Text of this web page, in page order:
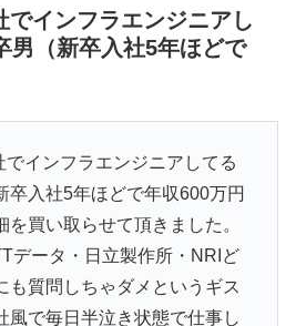
でインフラエンジニアし
男（新卒入社5年ほどで
でインフラエンジニアしてる
卒入社5年ほどで年収600万円
買い取らせて頂きました。
データ・日立製作所・NRIど
も質問しちゃダメというギス
風で毎日半泣き状態で仕事し